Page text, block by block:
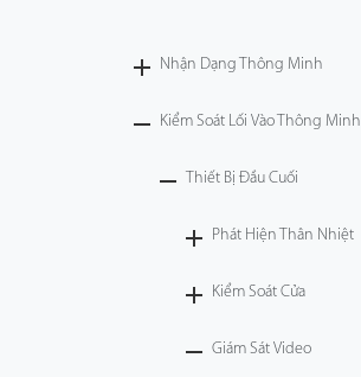
Nhận Dạng Thông Minh
Kiểm Soát Lối Vào Thông Minh
Thiết Bị Đầu Cuối
Phát Hiện Thân Nhiệt
Kiểm Soát Cửa
Giám Sát Video